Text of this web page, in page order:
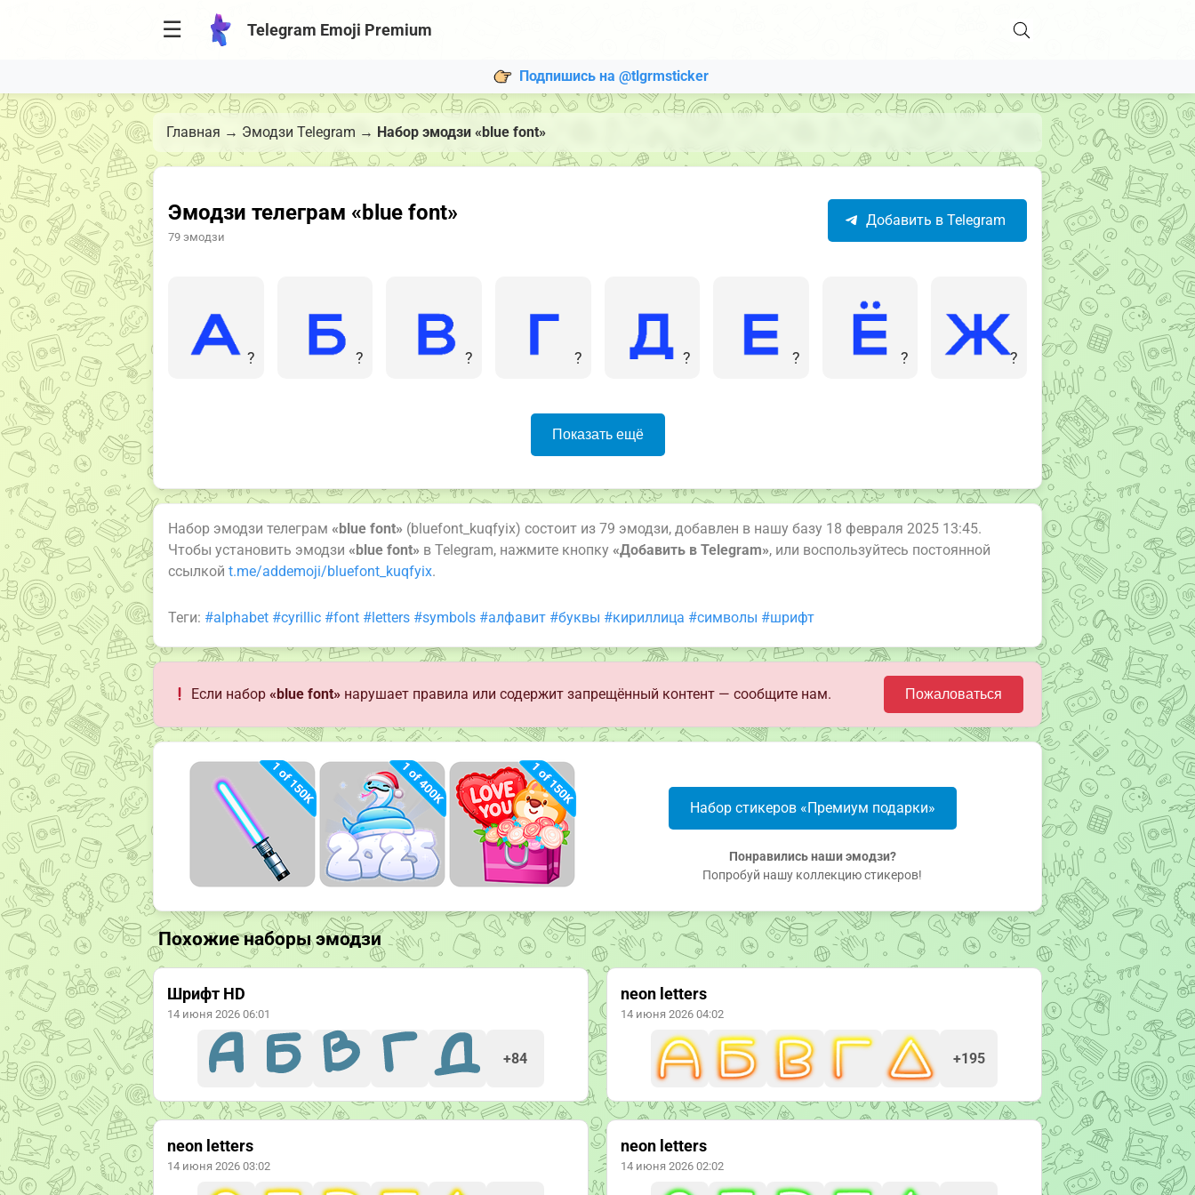
☰ Telegram Emoji Premium
Подпишись на @tlgrmsticker
Главная → Эмодзи Telegram → Набор эмодзи «blue font»
Эмодзи телеграм «blue font»
79 эмодзи
Добавить в Telegram
? ? ? ? ? ? ? ?
Показать ещё
Набор эмодзи телеграм «blue font» (bluefont_kuqfyix) состоит из 79 эмодзи, добавлен в нашу базу 18 февраля 2025 13:45.
Чтобы установить эмодзи «blue font» в Telegram, нажмите кнопку «Добавить в Telegram», или воспользуйтесь постоянной
ссылкой t.me/addemoji/bluefont_kuqfyix.
Теги: #alphabet #cyrillic #font #letters #symbols #алфавит #буквы #кириллица #символы #шрифт
Если набор«blue font» нарушает правила или содержит запрещённый контент — сообщите нам. Пожаловаться
Набор стикеров «Премиум подарки»
Понравились наши эмодзи?
Попробуй нашу коллекцию стикеров!
Похожие наборы эмодзи
Шрифт HD
14 июня 2026 06:01
+84
neon letters
14 июня 2026 04:02
+195
neon letters
14 июня 2026 03:02
neon letters
14 июня 2026 02:02